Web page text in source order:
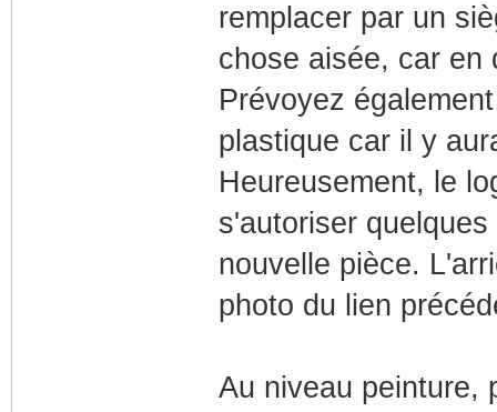
remplacer par un
chose aisée, car en
Prévoyez
plastique car il y
Heureusement, le
s'autoriser
nouvelle pièce.
photo du lien
Au niveau peinture,